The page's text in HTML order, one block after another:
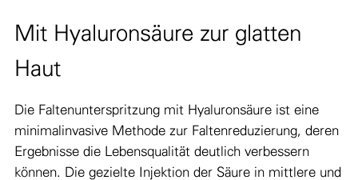
Mit Hyaluronsäure zur glatten
Haut
Die Faltenunterspritzung mit Hyaluronsäure ist eine
minimalinvasive Methode zur Faltenreduzierung, deren
Ergebnisse die Lebensqualität deutlich verbessern
können. Die gezielte Injektion der Säure in mittlere und